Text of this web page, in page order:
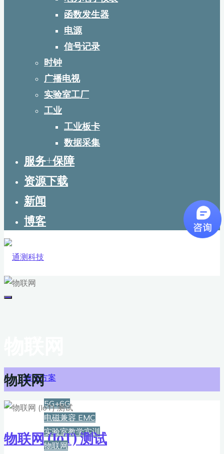
函数发生器
电源
信号记录
时钟
广播电视
实验室工厂
工业
工业板卡
数据采集
服务+保障
资源下载
新闻
博客
解决方案
5G+6G
电磁兼容 EMC
实验室教学实训
物联网
物联网
物联网 (IoT) 测试